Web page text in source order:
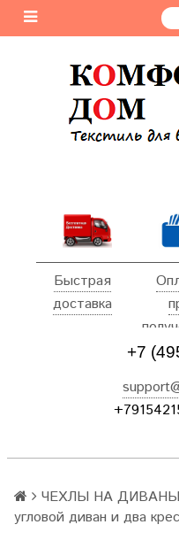
Быстрая
доставка
+7
ЧЕХЛЫ НА
угловой диван и два